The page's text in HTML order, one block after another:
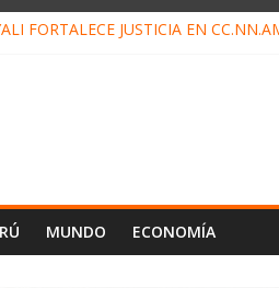
FORTALECE JUSTICIA EN
MUNDO ECONOMÍA